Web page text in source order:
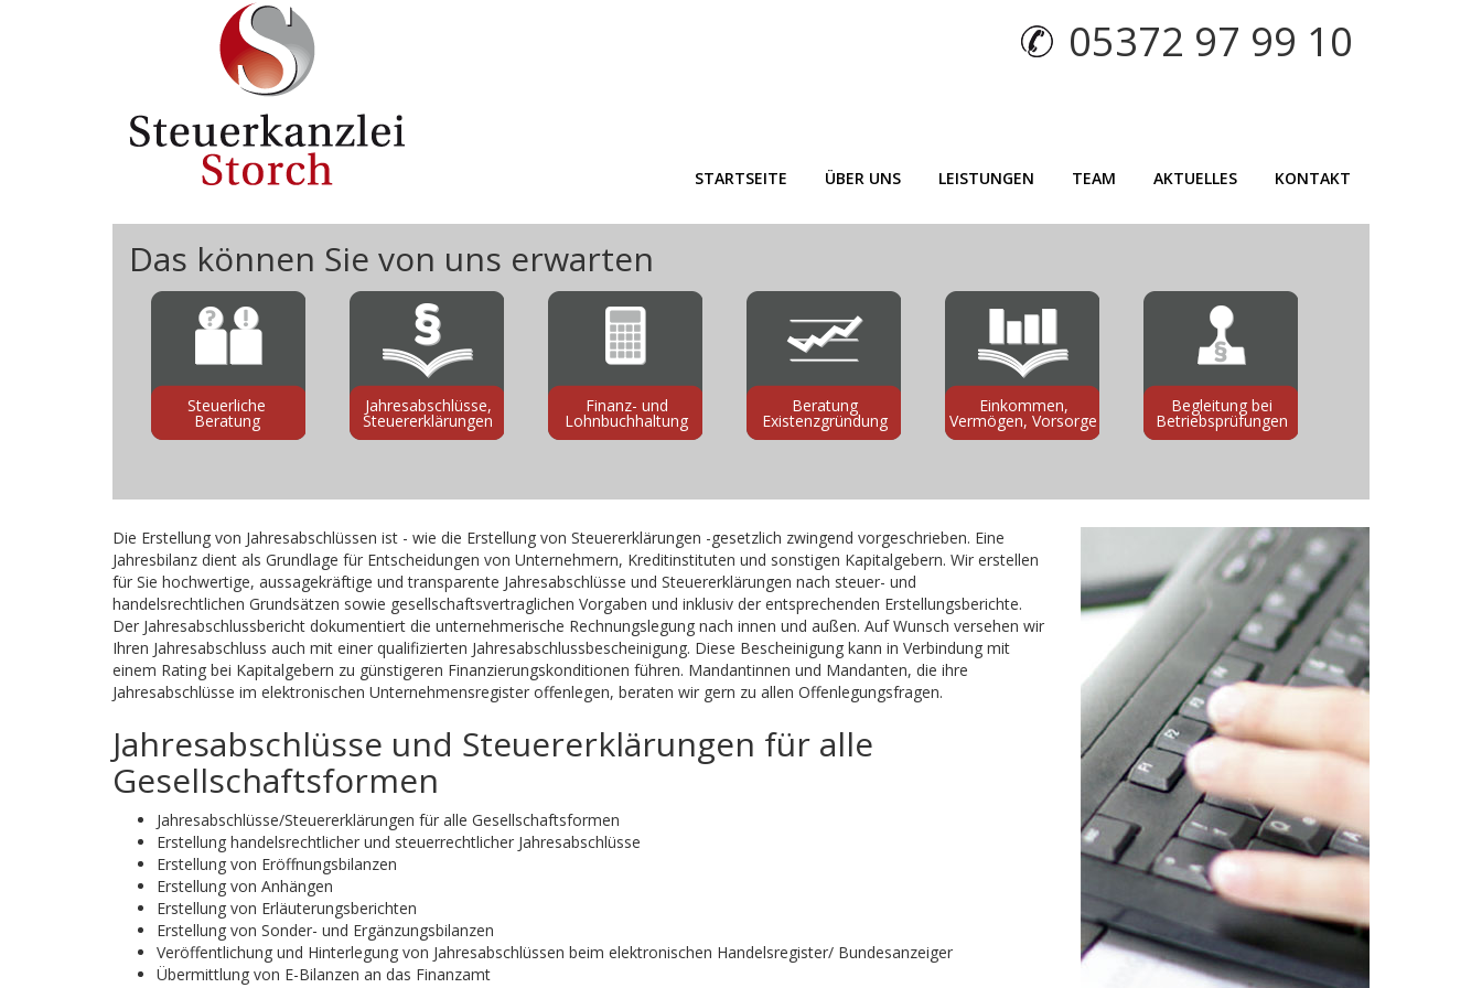
05372 97 99 10
STARTSEITE ÜBER UNS LEISTUNGEN TEAM AKTUELLES KONTAKT
Das können Sie von uns erwarten
Steuerliche
Beratung
Jahresabschlüsse,
Steuererklärungen
Finanz- und
Lohnbuchhaltung
Beratung
Existenzgründung
Einkommen,
Vermögen, Vorsorge
Begleitung bei
Betriebsprüfungen
Die Erstellung von Jahresabschlüssen ist - wie die Erstellung von Steuererklärungen -gesetzlich zwingend vorgeschrieben. Eine
Jahresbilanz dient als Grundlage für Entscheidungen von Unternehmern, Kreditinstituten und sonstigen Kapitalgebern. Wir erstellen
für Sie hochwertige, aussagekräftige und transparente Jahresabschlüsse und Steuererklärungen nach steuer- und
handelsrechtlichen Grundsätzen sowie gesellschaftsvertraglichen Vorgaben und inklusiv der entsprechenden Erstellungsberichte.
Der Jahresabschlussbericht dokumentiert die unternehmerische Rechnungslegung nach innen und außen. Auf Wunsch versehen wir
Ihren Jahresabschluss auch mit einer qualifizierten Jahresabschlussbescheinigung. Diese Bescheinigung kann in Verbindung mit
einem Rating bei Kapitalgebern zu günstigeren Finanzierungskonditionen führen. Mandantinnen und Mandanten, die ihre
Jahresabschlüsse im elektronischen Unternehmensregister offenlegen, beraten wir gern zu allen Offenlegungsfragen.
Jahresabschlüsse und Steuererklärungen für alle
Gesellschaftsformen
Jahresabschlüsse/Steuererklärungen für alle Gesellschaftsformen
Erstellung handelsrechtlicher und steuerrechtlicher Jahresabschlüsse
Erstellung von Eröffnungsbilanzen
Erstellung von Anhängen
Erstellung von Erläuterungsberichten
Erstellung von Sonder- und Ergänzungsbilanzen
Veröffentlichung und Hinterlegung von Jahresabschlüssen beim elektronischen Handelsregister/ Bundesanzeiger
Übermittlung von E-Bilanzen an das Finanzamt